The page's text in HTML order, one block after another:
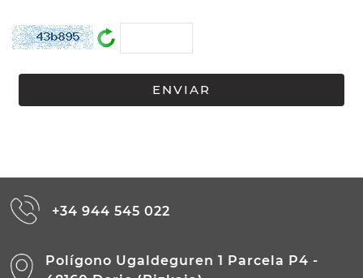
+34 944 545 022
Polígono Ugaldeguren 1 Parcela P4 -